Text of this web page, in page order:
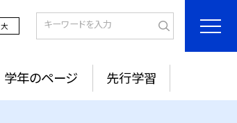
大
学年のページ 先行学習